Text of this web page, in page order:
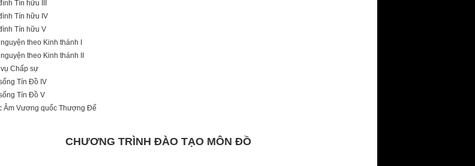
Tín hữu III
Tín hữu IV
Tín hữu V
theo Kinh thánh I
theo Kinh thánh II
vụ Chấp sự
Tín Đồ IV
Tín Đồ V
Âm Vương quốc Thượng Đế
CHƯƠNG TRÌNH ĐÀO TẠO MÔN ĐỒ